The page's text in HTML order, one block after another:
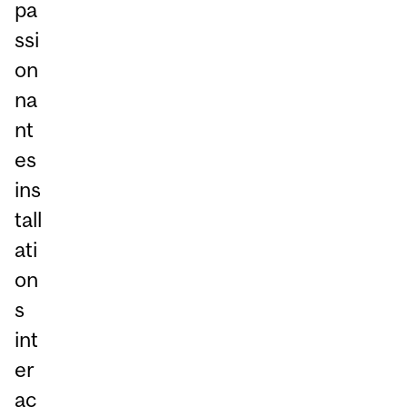
pa
ssi
on
na
nt
es
ins
tall
ati
on
s
int
er
ac